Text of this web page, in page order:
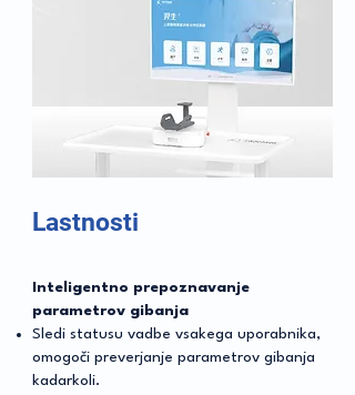
Lastnosti
Inteligentno prepoznavanje
parametrov gibanja
Sledi statusu vadbe vsakega uporabnika,
omogoči preverjanje parametrov gibanja
kadarkoli.